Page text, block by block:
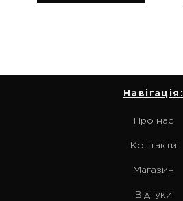
Навігація:
Про нас
Контакти
Магазин
Відгуки